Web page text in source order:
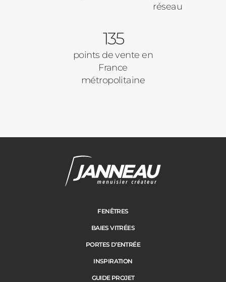
réseau
135
points de vente en
France
métropolitaine
FENÊTRES
BAIES VITRÉES
PORTES D’ENTRÉE
INSPIRATION
GUIDE PROJET